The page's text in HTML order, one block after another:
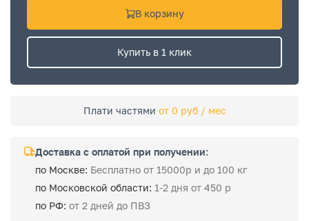
В корзину
Купить в 1 клик
Плати частями от 0 руб / мес
Доставка с оплатой при получении:
по Москве: Бесплатно от 15000р и до 100 кг
по Московской области: 1-2 дня от 450 р
по РФ: от 2 дней до ПВЗ